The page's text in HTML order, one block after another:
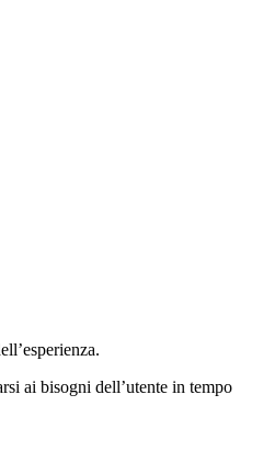
ai bisogni dell’utente in tempo